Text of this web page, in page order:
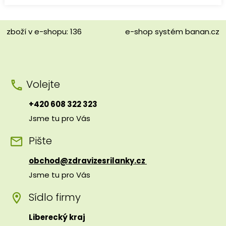
zboží v e-shopu: 136 e-shop systém banan.cz
Volejte
+420 608 322 323
Jsme tu pro Vás
Pište
obchod@zdravizesrilanky.cz
Jsme tu pro Vás
Sídlo firmy
Liberecký kraj